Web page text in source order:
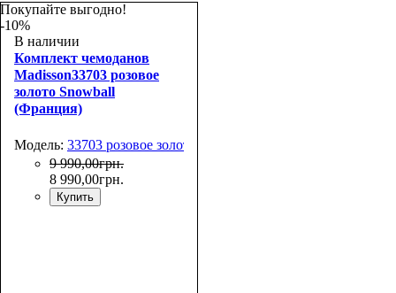
66х44х27
Покупайте выгодно!
-10%
В наличии
Комплект чемоданов
Madisson33703 розовое
золото Snowball
(Франция)
Модель: 33703 розовое золото
9 990,00грн.
8 990,00грн.
Купить